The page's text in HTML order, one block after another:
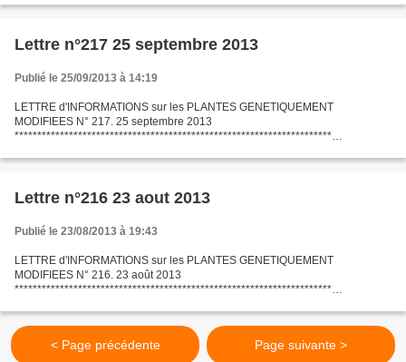
Lettre n°217 25 septembre 2013
Publié le 25/09/2013 à 14:19
LETTRE d'INFORMATIONS sur les PLANTES GENETIQUEMENT
MODIFIEES N° 217. 25 septembre 2013
**********************************************************************
https://listes.ujf-grenoble.fr/sympa/info/lettreinfopgm...
Lettre n°216 23 aout 2013
Publié le 23/08/2013 à 19:43
LETTRE d'INFORMATIONS sur les PLANTES GENETIQUEMENT
MODIFIEES N° 216. 23 août 2013
**********************************************************************
https://listes.ujf-grenoble.fr/sympa/info/lettreinfopgm...
< Page précédente Page suivante >